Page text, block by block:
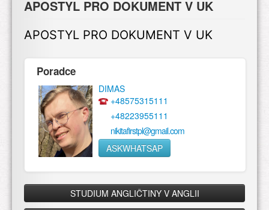
APOSTYL PRO DOKUMENT V UK
APOSTYL PRO DOKUMENT V UK
Poradce
DIMAS
+48575315111
+48223955111
nikitafirstpl@gmail.com
ASKWHATSAP
STUDIUM ANGLIČTINY V ANGLII